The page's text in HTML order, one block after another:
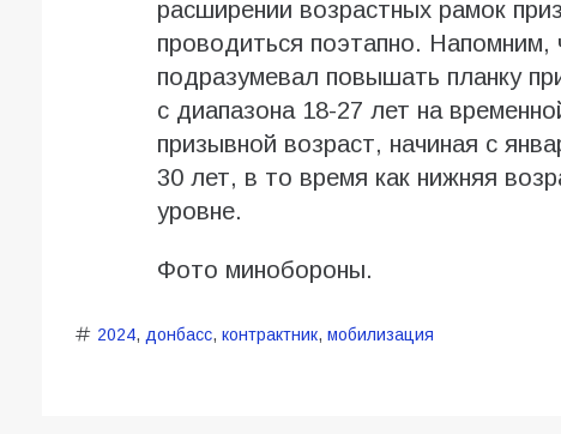
расширении возрастных рамок
проводиться поэтапно. Напомним,
подразумевал повышать планку
с диапазона 18-27 лет на
призывной возраст, начиная с
30 лет, в то время как нижняя
уровне.
Фото минобороны.
2024, донбасс, контрактник, мобилизация